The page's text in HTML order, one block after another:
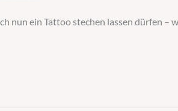
nun ein Tattoo stechen lassen dürfen –